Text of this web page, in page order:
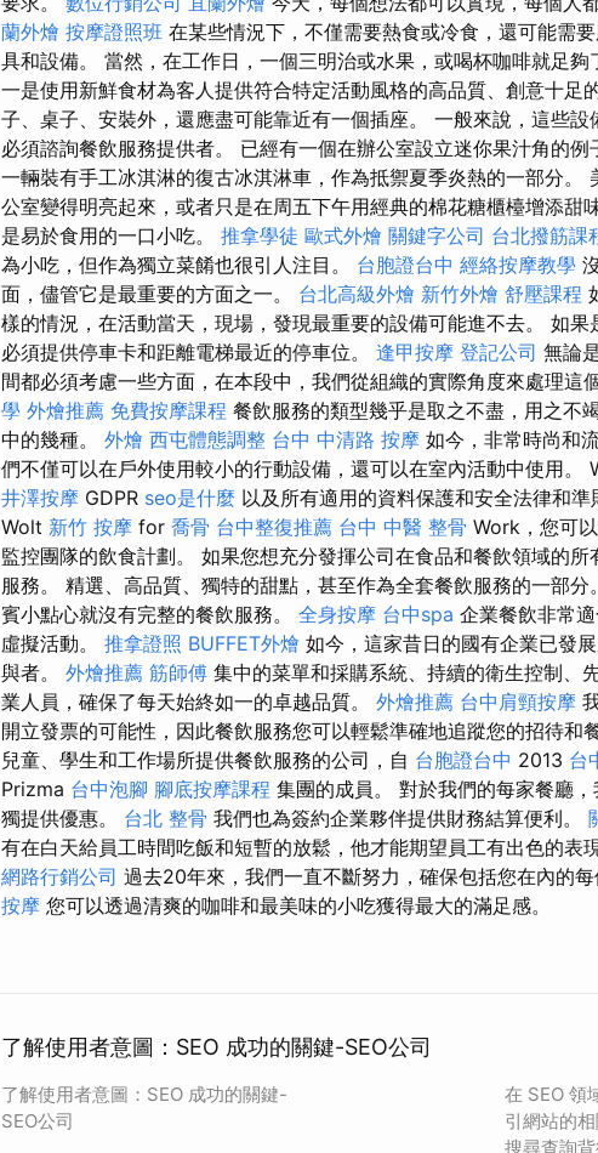
蘭外燴 按摩證照班 在某些情況下，不僅需要熱食或冷食，還可能需
具和設備。 當然，在工作日，一個三明治或水果，或喝杯咖啡就足
一是使用新鮮食材為客人提供符合特定活動風格的高品質、創意十足
子、桌子、安裝外，還應盡可能靠近有一個插座。 一般來說，這些
必須諮詢餐飲服務提供者。 已經有一個在辦公室設立迷你果汁角的
一輛裝有手工冰淇淋的復古冰淇淋車，作為抵禦夏季炎熱的一部分。
公室變得明亮起來，或者只是在周五下午用經典的棉花糖櫃檯增添甜
是易於食用的一口小吃。 推拿學徒 歐式外燴 關鍵字公司 台北撥筋課
為小吃，但作為獨立菜餚也很引人注目。 台胞證台中 經絡按摩教學
面，儘管它是最重要的方面之一。 台北高級外燴 新竹外燴 舒壓課程
樣的情況，在活動當天，現場，發現最重要的設備可能進不去。 如
必須提供停車卡和距離電梯最近的停車位。 逢甲按摩 登記公司 無論
間都必須考慮一些方面，在本段中，我們從組織的實際角度來處理這
學 外燴推薦 免費按摩課程 餐飲服務的類型幾乎是取之不盡，用之不
中的幾種。 外燴 西屯體態調整 台中 中清路 按摩 如今，非常時尚和
們不僅可以在戶外使用較小的行動設備，還可以在室內活動中使用。
井澤按摩 GDPR seo是什麼 以及所有適用的資料保護和安全法律和準
Wolt 新竹 按摩 for 喬骨 台中整復推薦 台中 中醫 整骨 Work，您可
監控團隊的飲食計劃。 如果您想充分發揮公司在食品和餐飲領域的
服務。 精選、高品質、獨特的甜點，甚至作為全套餐飲服務的一部分
賓小點心就沒有完整的餐飲服務。 全身按摩 台中spa 企業餐飲非常
虛擬活動。 推拿證照 BUFFET外燴 如今，這家昔日的國有企業已發
與者。 外燴推薦 筋師傅 集中的菜單和採購系統、持續的衛生控制、
業人員，確保了每天始終如一的卓越品質。 外燴推薦 台中肩頸按摩
開立發票的可能性，因此餐飲服務您可以輕鬆準確地追蹤您的招待和
兒童、學生和工作場所提供餐飲服務的公司，自 台胞證台中 2013 台
Prizma 台中泡腳 腳底按摩課程 集團的成員。 對於我們的每家餐廳
獨提供優惠。 台北 整骨 我們也為簽約企業夥伴提供財務結算便利。
有在白天給員工時間吃飯和短暫的放鬆，他才能期望員工有出色的表
網路行銷公司 過去20年來，我們一直不斷努力，確保包括您在內的
按摩 您可以透過清爽的咖啡和最美味的小吃獲得最大的滿足感。
了解使用者意圖：SEO 成功的關鍵-SEO公司
了解使用者意圖：SEO 成功的關鍵-
SEO公司
在 SEO 領
引網站的
搜尋查詢